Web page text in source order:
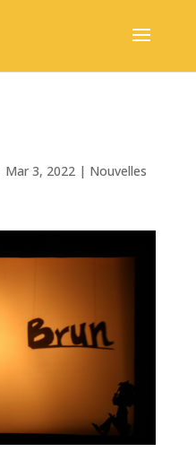
Mar 3, 2022| Nouvelles